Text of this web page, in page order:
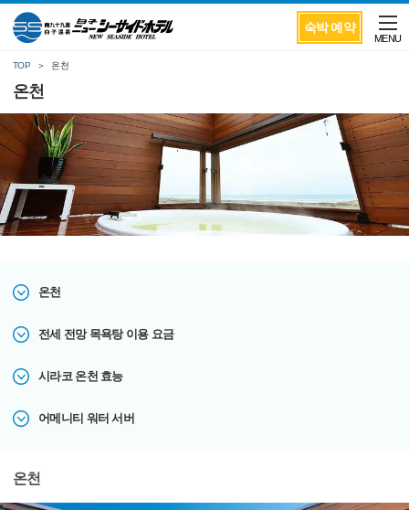
숙박 예약
MENU
TOP 온천
온천
온천
전세 전망 목욕탕 이용 요금
시라코 온천 효능
어메니티 워터 서버
온천